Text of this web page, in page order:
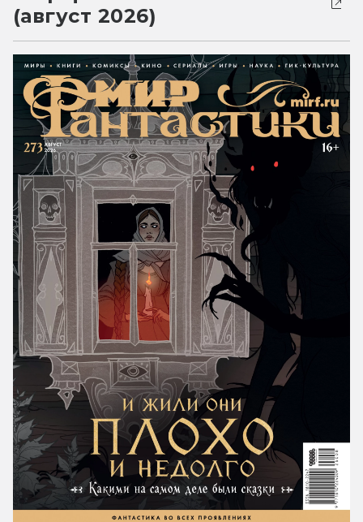
(август 2026)